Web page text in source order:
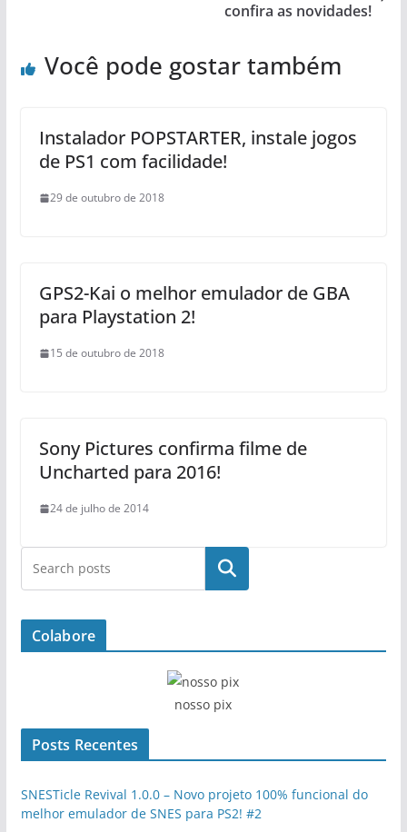
confira as novidades!
Você pode gostar também
Instalador POPSTARTER, instale jogos
de PS1 com facilidade!
29 de outubro de 2018
GPS2-Kai o melhor emulador de GBA
para Playstation 2!
15 de outubro de 2018
Sony Pictures confirma filme de
Uncharted para 2016!
24 de julho de 2014
Pesquisar
Colabore
nosso pix
Posts Recentes
SNESTicle Revival 1.0.0 – Novo projeto 100% funcional do
melhor emulador de SNES para PS2! #2